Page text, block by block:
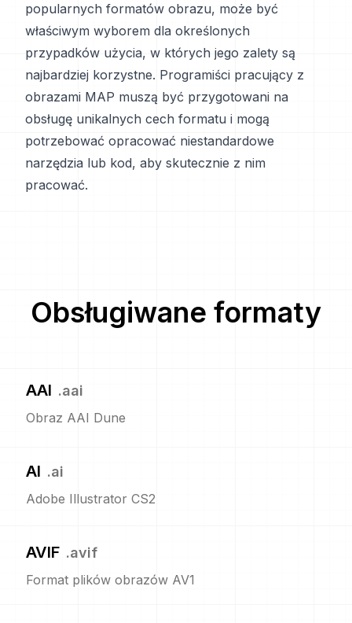
popularnych formatów obrazu, może być
właściwym wyborem dla określonych
przypadków użycia, w których jego zalety są
najbardziej korzystne. Programiści pracujący z
obrazami MAP muszą być przygotowani na
obsługę unikalnych cech formatu i mogą
potrzebować opracować niestandardowe
narzędzia lub kod, aby skutecznie z nim
pracować.
Obsługiwane formaty
AAI .aai
Obraz AAI Dune
AI .ai
Adobe Illustrator CS2
AVIF .avif
Format plików obrazów AV1